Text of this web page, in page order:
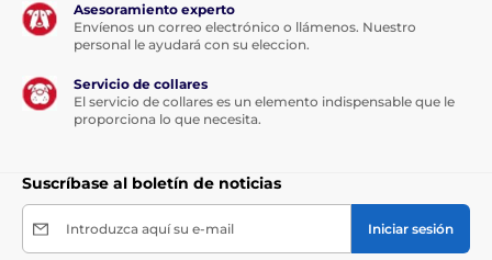
Asesoramiento experto
Envíenos un correo electrónico o llámenos. Nuestro
personal le ayudará con su eleccion.
Servicio de collares
El servicio de collares es un elemento indispensable que le
proporciona lo que necesita.
Suscríbase al boletín de noticias
Introduzca aquí su e-mail Iniciar sesión